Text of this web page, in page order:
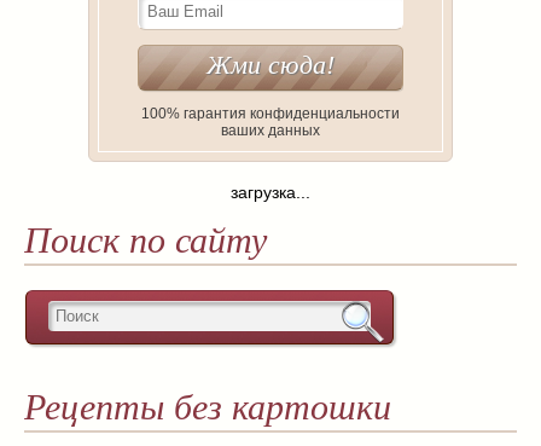
100% гарантия конфиденциальности
ваших данных
загрузка...
Поиск по сайту
Рецепты без картошки